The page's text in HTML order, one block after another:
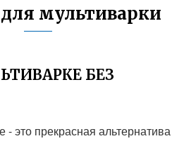
мультиварки
БЕЗ
- это прекрасная альтернатива